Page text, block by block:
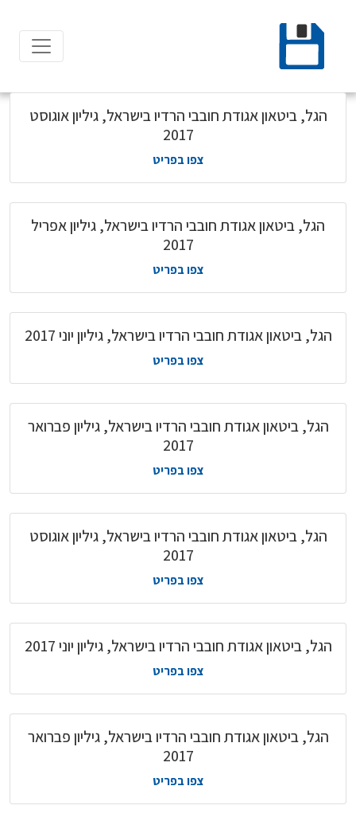
content
הגל, ביטאון אגודת חובבי הרדיו בישראל, גיליון אוגוסט
2017
צפו בפריט
הגל, ביטאון אגודת חובבי הרדיו בישראל, גיליון אפריל
2017
צפו בפריט
הגל, ביטאון אגודת חובבי הרדיו בישראל, גיליון יוני 2017
צפו בפריט
הגל, ביטאון אגודת חובבי הרדיו בישראל, גיליון פברואר
2017
צפו בפריט
הגל, ביטאון אגודת חובבי הרדיו בישראל, גיליון אוגוסט
2017
צפו בפריט
הגל, ביטאון אגודת חובבי הרדיו בישראל, גיליון יוני 2017
צפו בפריט
הגל, ביטאון אגודת חובבי הרדיו בישראל, גיליון פברואר
2017
צפו בפריט